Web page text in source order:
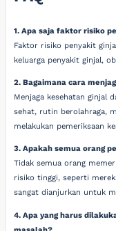
1. Apa saja faktor risiko
Faktor risiko penyakit
keluarga penyakit ginjal,
2. Bagaimana cara
Menjaga kesehatan ginjal
sehat, rutin berolahraga,
melakukan pemeriksaan
3. Apakah semua orang
Tidak semua orang
risiko tinggi, seperti
sangat dianjurkan untuk
4. Apa yang harus